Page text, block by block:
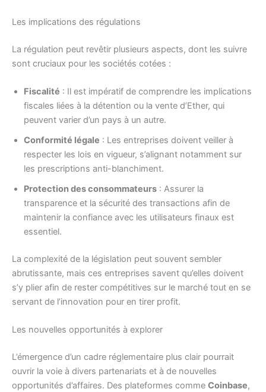
Les implications des régulations
La régulation peut revêtir plusieurs aspects, dont les suivre
sont cruciaux pour les sociétés cotées :
Fiscalité : Il est impératif de comprendre les implications
fiscales liées à la détention ou la vente d’Ether, qui
peuvent varier d’un pays à un autre.
Conformité légale : Les entreprises doivent veiller à
respecter les lois en vigueur, s’alignant notamment sur
les prescriptions anti-blanchiment.
Protection des consommateurs : Assurer la
transparence et la sécurité des transactions afin de
maintenir la confiance avec les utilisateurs finaux est
essentiel.
La complexité de la législation peut souvent sembler
abrutissante, mais ces entreprises savent qu’elles doivent
s’y plier afin de rester compétitives sur le marché tout en se
servant de l’innovation pour en tirer profit.
Les nouvelles opportunités à explorer
L’émergence d’un cadre réglementaire plus clair pourrait
ouvrir la voie à divers partenariats et à de nouvelles
opportunités d’affaires. Des plateformes comme Coinbase,